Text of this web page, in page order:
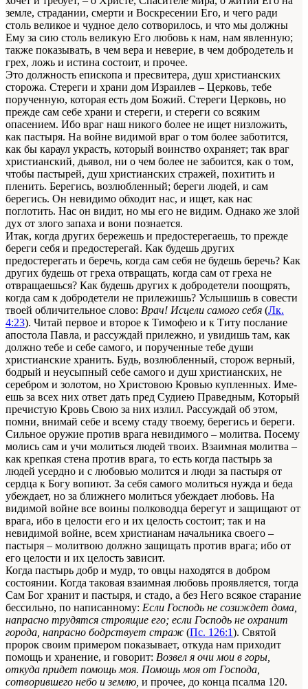
земле, стра­дании, смерти и Воскресении Его, и чего ради
столь великое и чудное дело сотворилось, и что мы должны
Ему за сию столь великую Его любовь к нам, нам явленную;
также показы­вать, в чем вера и неверие, в чем добродетель и
грех, ложь и истина состоит, и прочее.
Это должность епископа и пресвитера, душ христианских
сторожа. Стереги и храни дом Израилев – Церковь, тебе
порученную, кото­рая есть дом Божий. Стереги Церковь, но
прежде сам себе храни и стереги, и стереги со всяким
опасением. Ибо враг наш никого более не ищет низложить,
как пастыря. На вой­не видимой враг о том более заботится,
как бы караул украсть, который воинство охраняет; так враг
христианский, дьявол, ни о чем более не забоится, как о том,
чтобы пастырей, душ хри­стианских стражей, похитить и
пленить. Берегись, возлюбленный; береги людей, и сам
берегись. Он невидимо обходит нас, и ищет, как нас
поглотить. Нас он видит, но мы его не видим. Однако же злой
дух от злого запаха и вони познается.
Итак, когда других бережешь и предосте­регаешь, то прежде
береги себя и предостере­гай. Как будешь других
предостерегать и бе­речь, когда сам себя не будешь беречь? Как
других будешь от греха отвращать, когда сам от греха не
отвращаешься? Как будешь дру­гих к добродетели поощрять,
когда сам к доб­родетели не прилежишь? Услышишь в совес­ти
твоей обличительное слово: Врач! Исцели самого себя (Лк.
4:23). Читай первое и второе к Тимофею и к Титу послание
апостола Павла, и рассуждай прилежно, и увидишь там, как
дол­жно тебе и себе самого, и порученные тебе души
христианские хранить. Будь, возлюбленный, сторож верный,
бодрый и неусыпный себе са­мого и душ христианских, не
серебром и золо­том, но Христовою Кровью купленных. Име­
ешь за всех них ответ дать пред Судиею Пра­ведным, Который
пречистую Кровь Свою за них излил. Рассуждай об этом,
помни, внимай себе и всему стаду твоему, берегись и береги.
Сильное оружие против врага невидимо­го – молитва. Посему
молись сам и учи мо­литься людей твоих. Взаимная молитва –
как крепкая стена против врага, то есть когда пас­тырь за
людей усердно и с любовью молится и люди за пастыря от
сердца к Богу вопиют. За себя самого молиться нужда и беда
убеждает, но за ближнего молиться убеждает любовь. На
видимой войне все воины полководца берегут и защищают от
врага, ибо в целости его и их целость состоит; так и на
невидимой войне, всем христианам начальника своего –
пасты­ря – молитвою должно защищать против вра­га; ибо от
его целости и их целость зависит.
Когда пастырь добр и мудр, то овцы нахо­дятся в добром
состоянии. Когда таковая взаимная любовь проявляется, тогда
Сам Бог хра­нит и пастыря, и стадо, а без Него всякое ста­рание
бессильно, по написанному: Если Господь не созиждет дома,
напрасно трудятся строя­щие его; если Господь не охранит
города, напрасно бодрствует страж (Пс. 126:1). Святой
пророк своим примером показывает, откуда нам при­ходит
помощь и хранение, и говорит: Возвел я очи мои в горы,
откуда придет помощь моя. По­мощь моя от Господа,
сотворившего небо и зем­лю, и прочее, до конца псалма 120.